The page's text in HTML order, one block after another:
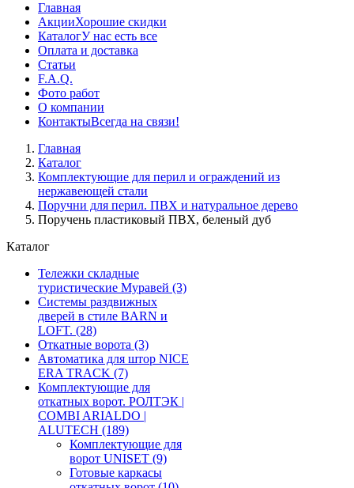
Главная
АкцииХорошие скидки
КаталогУ нас есть все
Оплата и доставка
Статьи
F.A.Q.
Фото работ
О компании
КонтактыВсегда на связи!
Главная
Каталог
Комплектующие для перил и ограждений из
нержавеющей стали
Поручни для перил. ПВХ и натуральное дерево
Поручень пластиковый ПВХ, беленый дуб
Каталог
Тележки складные
туристические Муравей (3)
Системы раздвижных
дверей в стиле BARN и
LOFT. (28)
Откатные ворота (3)
Автоматика для штор NICE
ERA TRACK (7)
Комплектующие для
откатных ворот. РОЛТЭК |
COMBI ARIALDO |
ALUTECH (189)
Комплектующие для
ворот UNISET (9)
Готовые каркасы